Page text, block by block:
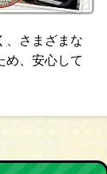
、さまざまな
め、安心して